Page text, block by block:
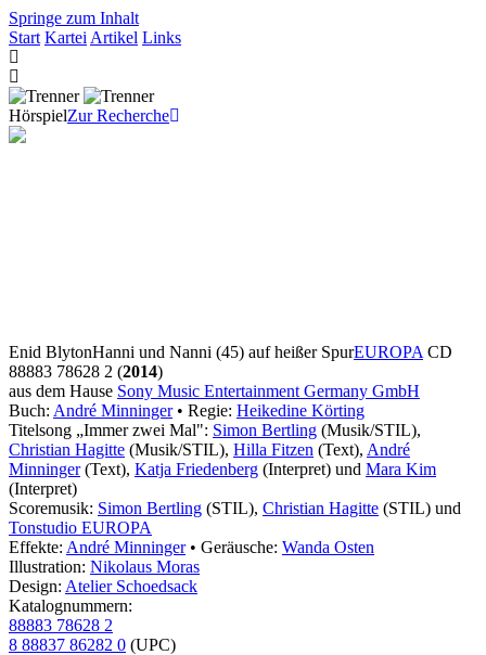
Springe zum Inhalt
Start Kartei Artikel Links
HörspielZur Recherche
Enid BlytonHanni und Nanni (45) auf heißer SpurEUROPA CD
88883 78628 2 (2014)
aus dem Hause Sony Music Entertainment Germany GmbH
Buch: André Minninger• Regie: Heikedine Körting
Titelsong „Immer zwei Mal": Simon Bertling (Musik/STIL),
Christian Hagitte (Musik/STIL), Hilla Fitzen (Text), André
Minninger(Text), Katja Friedenberg (Interpret) und Mara Kim
(Interpret)
Scoremusik: Simon Bertling (STIL), Christian Hagitte (STIL) und
Tonstudio EUROPA
Effekte: André Minninger• Geräusche: Wanda Osten
Illustration: Nikolaus Moras
Design: Atelier Schoedsack
Katalognummern:
88883 78628 2
8 88837 86282 0 (UPC)